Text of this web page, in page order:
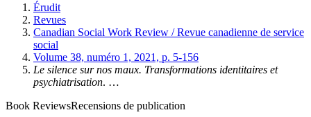
Érudit
Revues
Canadian Social Work Review / Revue canadienne de service
social
Volume 38, numéro 1, 2021, p. 5-156
Le silence sur nos maux. Transformations identitaires et
psychiatrisation. …
Book ReviewsRecensions de publication